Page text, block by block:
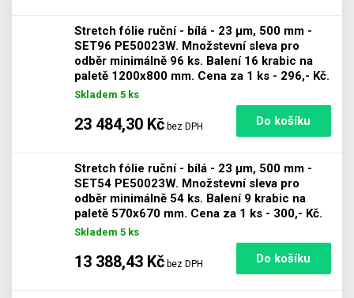
Stretch fólie ruční - bílá - 23 µm, 500 mm -
SET96 PE50023W. Množstevní sleva pro
odběr minimálně 96 ks. Balení 16 krabic na
paletě 1200x800 mm. Cena za 1 ks - 296,- Kč.
Skladem 5 ks
23 484,30 Kč bez DPH
Počet
Stretch fólie ruční - bílá - 23 µm, 500 mm -
SET54 PE50023W. Množstevní sleva pro
odběr minimálně 54 ks. Balení 9 krabic na
paletě 570x670 mm. Cena za 1 ks - 300,- Kč.
Skladem 5 ks
13 388,43 Kč bez DPH
Počet